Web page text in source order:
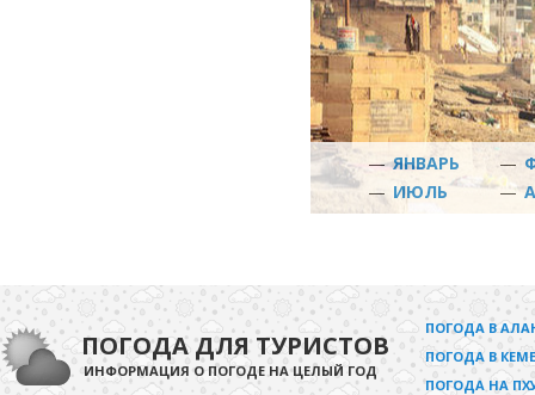
—ЯНВАРЬ —
— ИЮЛЬ —
ПОГОДА ДЛЯ ТУРИСТОВ
ИНФОРМАЦИЯ О ПОГОДЕ НА ЦЕЛЫЙ ГОД
ПОГОДА В
ПОГОДА В
ПОГОДА НА